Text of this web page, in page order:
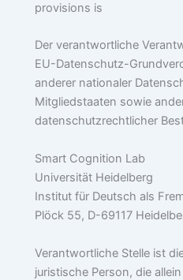
provisions is
Der verantwortliche
EU-Datenschutz-
anderer nationaler
Mitgliedstaaten sowie
datenschutzrechtlicher
Smart Cognition Lab
Universität Heidelberg
Institut für Deutsch als
Plöck 55, D-69117
Verantwortliche Stelle ist
juristische Person, die